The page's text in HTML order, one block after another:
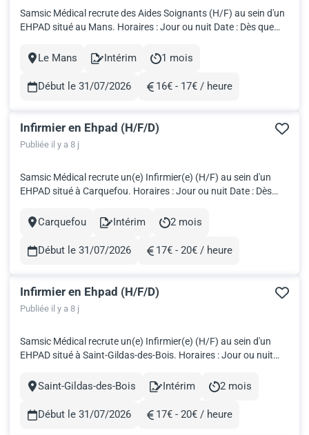
Samsic Médical recrute des Aides Soignants (H/F) au sein d'un
EHPAD situé au Mans. Horaires : Jour ou nuit Date : Dès que
avec Samsic Médical, c'est: Fondé par des professionnels de
Ville
Le Mans
Contract
Intérim
Durée
1 mois
Début le 31/07/2026
Rémunération
16€ - 17€ / heure
Infirmier en Ehpad (H/F/D)
Publiée il y a 8 j
Samsic Médical recrute un(e) Infirmier(e) (H/F) au sein d'un
EHPAD situé à Carquefou. Horaires : Jour ou nuit Date : Dès
intérim avec Samsic Médical, c'est: Fondé par des
grâce...
Ville
Carquefou
Contract
Intérim
Durée
2 mois
Début le 31/07/2026
Rémunération
17€ - 20€ / heure
Infirmier en Ehpad (H/F/D)
Publiée il y a 8 j
Samsic Médical recrute un(e) Infirmier(e) (H/F) au sein d'un
EHPAD situé à Saint-Gildas-des-Bois. Horaires : Jour ou nuit
Médical, c'est: Fondé par des professionnels de santé, nous
Ville
Saint-Gildas-des-Bois
Contract
Intérim
Durée
2 mois
Début le 31/07/2026
Rémunération
17€ - 20€ / heure